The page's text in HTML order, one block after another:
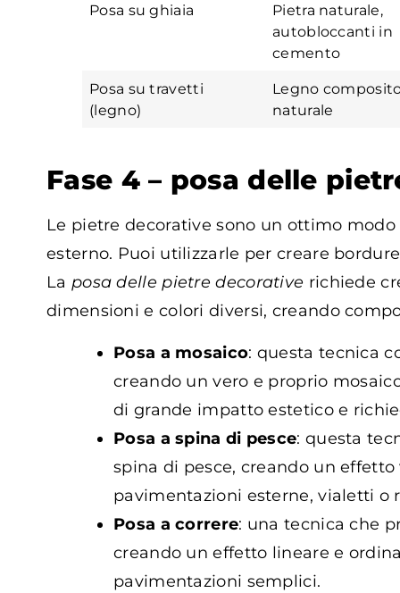
Posa su ghiaia
Pietra naturale,
autobloccanti in
cemento
Posa su travetti
(legno)
Legno
naturale
Fase 4 – posa delle
Le pietre decorative sono un ottimo
esterno. Puoi utilizzarle per creare
La posa delle pietre decorative richiede
dimensioni e colori diversi, creando
Posa a mosaico: questa tecnica
creando un vero e proprio
di grande impatto estetico e
Posa a spina di pesce: questa
spina di pesce, creando un
pavimentazioni esterne, vialetti o
Posa a correre: una tecnica che
creando un effetto lineare e
pavimentazioni semplici.